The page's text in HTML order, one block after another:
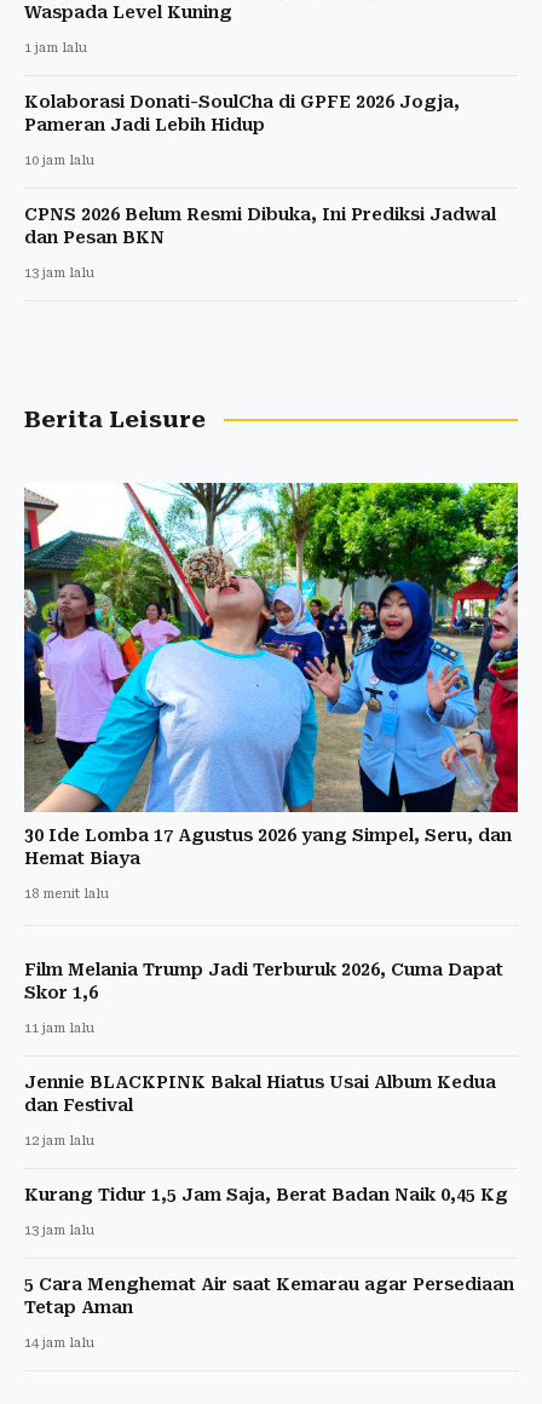
Waspada Level Kuning
1 jam lalu
Kolaborasi Donati-SoulCha di GPFE 2026 Jogja,
Pameran Jadi Lebih Hidup
10 jam lalu
CPNS 2026 Belum Resmi Dibuka, Ini Prediksi Jadwal
dan Pesan BKN
13 jam lalu
Berita Leisure
30 Ide Lomba 17 Agustus 2026 yang Simpel, Seru, dan
Hemat Biaya
18 menit lalu
Film Melania Trump Jadi Terburuk 2026, Cuma Dapat
Skor 1,6
11 jam lalu
Jennie BLACKPINK Bakal Hiatus Usai Album Kedua
dan Festival
12 jam lalu
Kurang Tidur 1,5 Jam Saja, Berat Badan Naik 0,45 Kg
13 jam lalu
5 Cara Menghemat Air saat Kemarau agar Persediaan
Tetap Aman
14 jam lalu